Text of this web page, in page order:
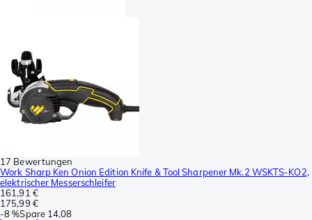
17 Bewertungen
Work Sharp Ken Onion Edition Knife & Tool Sharpener Mk.2 WSKTS-KO2,
elektrischer Messerschleifer
161,91 €
175,99 €
-8 %Spare 14,08